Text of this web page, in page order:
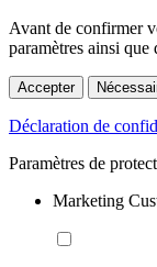
Avant de confirmer
paramètres ainsi que
Accepter
Déclaration de
Paramètres de
Marketing